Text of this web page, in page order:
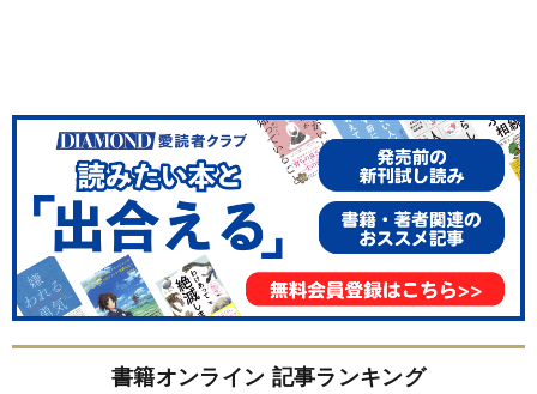
書籍オンライン 記事ランキング